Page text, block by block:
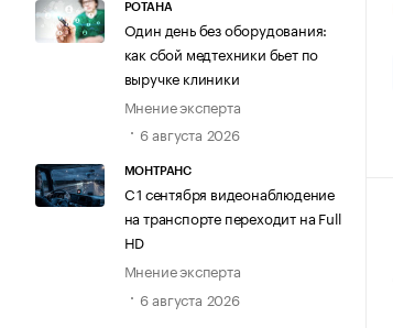
РОТАНА
Один день без оборудования:
как сбой медтехники бьет по
выручке клиники
Мнение эксперта
6 августа 2026
МОНТРАНС
С 1 сентября видеонаблюдение
на транспорте переходит на Full
HD
Мнение эксперта
6 августа 2026